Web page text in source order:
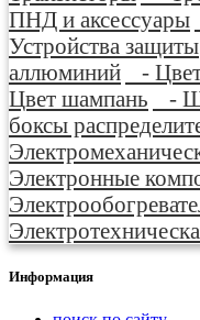
ПНД и аксессуары
Устройства защиты
аллюминий
-
Цвет шампань
-
боксы
Электронные
Информация